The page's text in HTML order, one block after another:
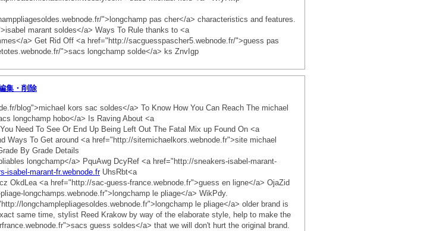
">longchamp pas cher</a> characteristics and features.
marant soldes</a> Ways To Rule thanks to <a
a> Get Rid Off <a href="http://sacguesspascher5.webnode.fr/">guess pas
">sacs longchamp solde</a> ks ZnvIgp
集・削除
blog">michael kors sac soldes</a> To Know How You Can Reach The michael
longchamp hobo</a> Is Raving About <a
Need To See Or End Up Being Left Out The Fatal Mix up Found On <a
To Get around <a href="http://sitemichaelkors.webnode.fr">site michael
By Grade Details
longchamp</a> PquAwg DcyRef <a href="http://sneakers-isabel-marant-
isabel-marant-fr.webnode.frUhsRbt<a
OkdLea <a href="http://sac-guess-france.webnode.fr">guess en ligne</a> OjaZid
longchamps.webnode.fr">longchamp le pliage</a> WikPdy.
longchamplepliagesoldes.webnode.fr">longchamp le pliage</a> older brand is
same time, stylist Reed Krakow by way of the elaborate style, help to make the
guess soldes</a> that we will don't hurt the original brand.